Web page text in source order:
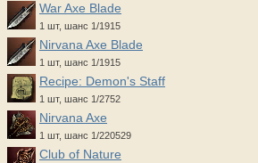
War Axe Blade
1 шт, шанс 1/1915
Nirvana Axe Blade
1 шт, шанс 1/1915
Recipe: Demon's Staff
1 шт, шанс 1/2752
Nirvana Axe
1 шт, шанс 1/220529
Club of Nature